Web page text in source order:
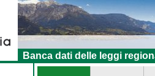
Banca dati delle leggi